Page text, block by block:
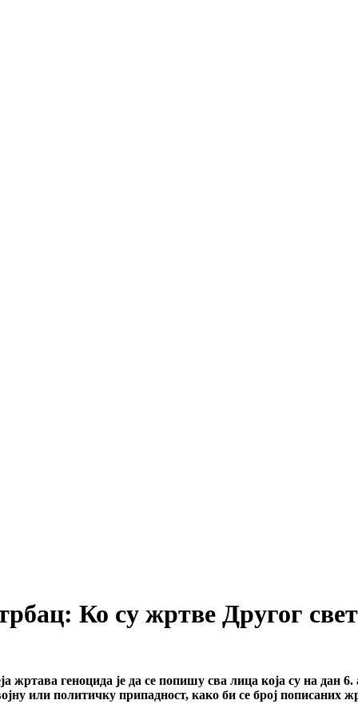
Ко су жртве Другог
жртава геноцида је да се попишу сва лица која су на дан
или политичку припадност, како би се број